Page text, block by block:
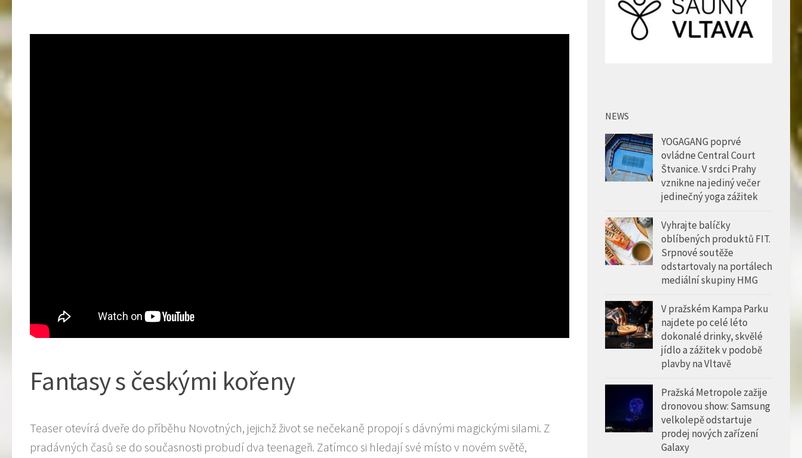
Fantasy s českými kořeny
Teaser otevírá dveře do příběhu Novotných, jejichž život se nečekaně propojí s dávnými magickými silami. Z
pradávných časů se do současnosti probudí dva teenageři. Zatímco si hledají své místo v novém světě,
NEWS
YOGAGANG poprvé
ovládne Central Court
Štvanice. V srdci Prahy
vznikne na jediný večer
jedinečný yoga zážitek
Vyhrajte balíčky
oblíbených produktů FIT.
Srpnové soutěže
odstartovaly na portálech
mediální skupiny HMG
V pražském Kampa Parku
najdete po celé léto
dokonalé drinky, skvělé
jídlo a zážitek v podobě
plavby na Vltavě
Pražská Metropole zažije
dronovou show: Samsung
velkolepě odstartuje
prodej nových zařízení
Galaxy